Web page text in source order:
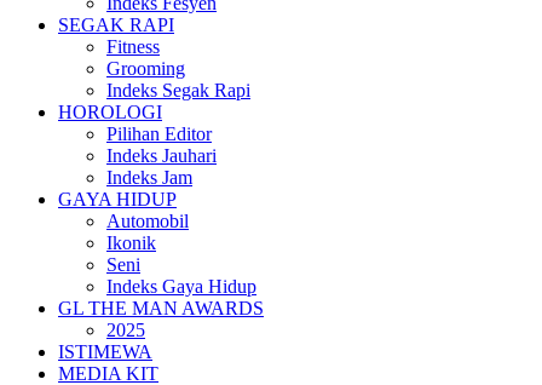
SEGAK RAPI
Fitness
Grooming
Indeks Segak Rapi
HOROLOGI
Pilihan Editor
Indeks Jauhari
Indeks Jam
GAYA HIDUP
Automobil
Ikonik
Seni
Indeks Gaya Hidup
GL THE MAN AWARDS
2025
ISTIMEWA
MEDIA KIT